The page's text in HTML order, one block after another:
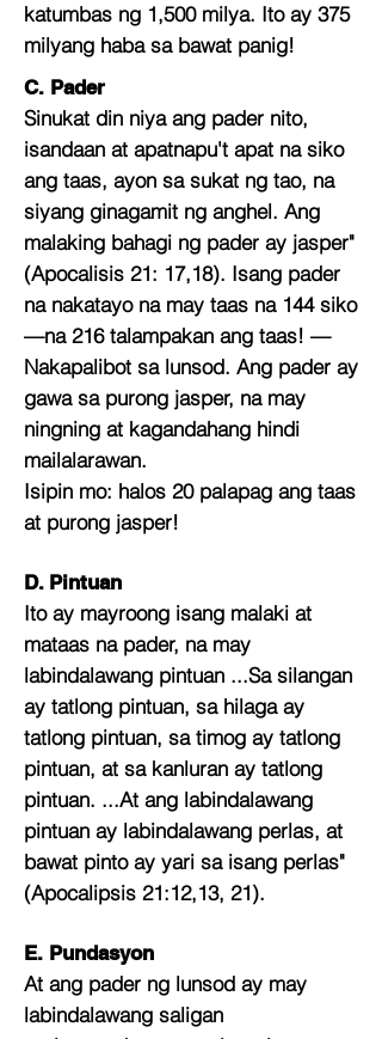
katumbas ng 1,500 milya. Ito ay 375
milyang haba sa bawat panig!
C. Pader
Sinukat din niya ang pader nito,
isandaan at apatnapu't apat na siko
ang taas, ayon sa sukat ng tao, na
siyang ginagamit ng anghel. Ang
malaking bahagi ng pader ay jasper"
(Apocalisis 21: 17,18). Isang pader
na nakatayo na may taas na 144 siko
—na 216 talampakan ang taas! —
Nakapalibot sa lunsod. Ang pader ay
gawa sa purong jasper, na may
ningning at kagandahang hindi
mailalarawan.
Isipin mo: halos 20 palapag ang taas
at purong jasper!
D. Pintuan
Ito ay mayroong isang malaki at
mataas na pader, na may
labindalawang pintuan ...Sa silangan
ay tatlong pintuan, sa hilaga ay
tatlong pintuan, sa timog ay tatlong
pintuan, at sa kanluran ay tatlong
pintuan. ...At ang labindalawang
pintuan ay labindalawang perlas, at
bawat pinto ay yari sa isang perlas"
(Apocalipsis 21:12,13, 21).
E. Pundasyon
At ang pader ng lunsod ay may
labindalawang saligan